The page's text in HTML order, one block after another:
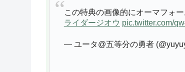
この特典の画像的にオーマフォ
ライダージオウ pic.twitter.com/
— ユータ@五等分の勇者